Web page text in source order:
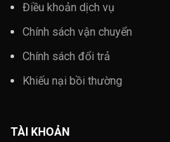
Điều khoản dịch vụ
Chính sách vận chuyển
Chính sách đổi trả
Khiếu nại bồi thường
TÀI KHOẢN